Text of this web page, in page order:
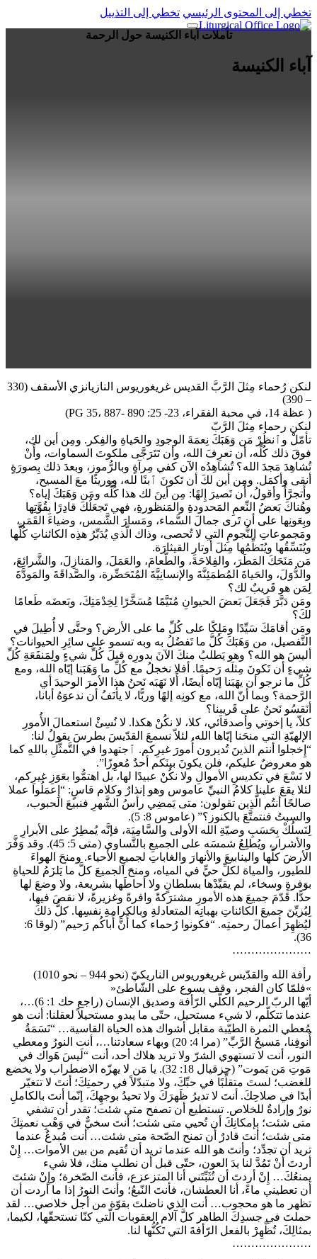
تخطي إلى المحتوى الرئيسي تخطي إلى التذييل
تأملات آباء الكنيسة حول الرحمة
آباء الكنيسة
لنكن رُحماء مِثلَ الرَّبَّ القديس غريغوريوس النازيانزي الأسقف (330
– 390)
( عظة 14، في محبة الفقراء، 23- 25: PG 35، 887- 890)
لنكن رحماء مِثلَ الرَّبّ
تأمّلْ وٱنظُرْ مَن وَهَبَكَ نِعمَةَ الوجودِ والحَياةِ والفِكر. ومِن أين لك،
فوقَ ذلك كُلِّه، أن تعرِفَ الله، وأن تَتَرَجَّى ملكوتَ السماوات، وأَنْ
تُشاهِدَ مَجدَ الله؟ تُشاهِدُه الآن كفي مِرآةٍ وبالرُّموز، وبعدَ ذلك بِصورَةٍ
أنقى وأكمَل. ومِن أين لكَ أن تَكونَ ٱبنًا لله، ووريثًا معَ المسيح،
وأَتجرَّأُ وأقولُ، أَن تَصيرَ إِلهًا: مِن أينَ لك هذا كُلُّه ومَن وَهَبَكَ إياه؟
وهُناكَ بَعضُ النِّعمِ المَحدودةِ والمَنظورةِ، فهي تَجعَلُكَ قادِرًا بِقُوَّتِها
وبِعَونِها على أن تَرى جمالَ السَّماء، ومَسارَ الشَّمس، وضياءَ القَمَر،
ومَجموعاتِ النُّجومِ التي لا تُحصى، وذاك الَّذي يُدَبِّرُ هذِه الكائناتِ كُلَّها
ويُنَسِّقُها ويُنَظِّمُها مِثلَ أَوتارِ القيثارَة.
مَن مَنَحَكَ المَطَرَ، والفِلاحَةَ، والطَّعامَ، والعَمَلَ، والمَنازِلَ، والشَّرائِعَ،
والدُّوَلَ، والحَياةَ المُطمَئِنَّةَ والإنسانِيَّةَ المُتَحَضِّرة، والصَّداقَةَ والمَودَّةَ
لِمَن هو قَريبٌ لك؟
ومَن دَبَّرَ فَجَعَلَ بَعضَ الحيوانِ مُتَيَّمًا مُسَخَّرًا لِخِدْمَتِكَ، وبَعضَه طَعامًا
لكَ؟
ومَن أقامَكَ سَيِّدًا ومَلِكًا على كُلِّ ما على الأرض؟ وحتَّى لا أُطِيلَ في
التَّفصيل، من وَهَبَكَ كُلَّ ما تَفضُلُ به وبه تسمو على سائِرِ الحيوانات؟
أليسَ هو الله؟ وهو يَطلبُ منكَ الآنَ بدورِه قبلَ كُلِّ شيءٍ ولِمَنفَعَةِ كُلِّ
شيءٍ أن تَكونَ مِثلَه رَحيمًا. أفلا نخجلُ مع كُلِّ ما وَهَبَنا إيّاه الله، ومع
كُلِّ ما نرجو أن يهَبَنا إيّاه أيضًا، أَلا نَهَبَه نَحنُ هذا الأمرَ الوحيدَ أي
الرَّحمة؟ وبما أنّ الله، مع كونِه إلهًا وربًّا، لا يأنَفُ أن ندعوَهُ أبانا،
أنَقسُو نَحنُ على قَريبِنا؟
كلاّ، يا إخوتي وأصدقائي، كلا، لا نكُنْ هكذا. لا نُسِئْ استعمالَ الأُمورِ
الإلهيّةِ التي منحَنا إيّاها الله، لئلاّ نسمعَ القدّيسَ بطرسَ يقولُ لنا:
“إِخجلوا أنتم الذينَ تُديرون أُمورَ غيرِكم. ٱجتهدوا في التَّمثُّلِ باللهِ كما
هو معروضٌ عليكم، فلن يكونَ بينَكم أحدٌ مُعوِزًا”.
لا نَسْعَ في تكديسِ الأموالِ ولا نكُنْ عبيدًا لها، بل اهتمُّوا بعَوَزِ غيرِكم،
لئلا يقعَ علينا كلامُ النبيِّ عاموس وهو إنذارٌ وكلام قاسٍ: “إِعمَلُوا عملا
صالحًا أنتُم الَّذِين تقولون: متى يَمضِي رأسُ الشَّهرِ فنبيعَ الحبوب،
والسبتُ فنتمتَّعَ بالكنوز؟” (عاموس 8: 5).
لِنَسلُكْ بِحَسَبِ وصيّةِ الله الأولى والسَّامِيَة، فإنَّه يُمطِرُ على الأبرارِ
والأشرار، ويُطلِعُ شمسَه على الجميعِ بالتَّساوي (متى 5: 45). وقد وَفَّرَ
الأرضَ كلَّها والينابيعَ والأنهارَ والغاباتِ لجميعِ الأحياء. ومنحَ الهواءَ
للطيور، والمياهَ لكلِّ حيٍّ في المياه، ومنحَ الجميعَ كلَّ ما يَلزَمُ للحياةِ
بوَفرةٍ وسخاء، لم يقيِّدْها بسلطانٍ ولا أحاطَها بشريعة، ولا وضعَ لها
حدًّا. قَدّمَ جميعَ هذه الأمورِ مشترَكةً وافرةً وغزيرةً، لا نقصَ فيها،
لِيُزيِّنَ جميعَ الكائناتِ بهباتِه المتعادلةِ وبالكرامةِ نفسِها. كلُّ ذلكَ
ليُظهِرَ أعمالَ رحمتِه. “فكونوا رُحماء كما أَنَّ أَباكُم رَحيم” (لوقا 6:
36).
…………………
رأفة الله والقدّيس غريغوريوس الناريكيّ (نحو 944 – نحو 1010)
»فلمّا كان الفجر، وقف يسوع على الشّاطئ«
أيّها الربّ الرحيم الكلّي الرّأفة وصديق الإنسان (راجع حك 1: 6)…،
عندما تتكلّم، لا شيء مستحيل، حتّى ما يبدو مستحيلاً لعقلنا: أنت هو
مُعطي الثمرة الطيّبة مقابل أشواك هذه الحياة القاسية… “نَسَمَةُ
أُنوفِنا، مَسيحُ الرَّبِّ” (مرا 4: 20) وبهاء سعادتنا…، أنت النورُ ومعطي
النور، أنت لا تستهوي الشرّ ولا تريد هلاك أحد، أنت “لَيسَ هَواك في
مَوتِ مَن يَموت” (حزقيال 18: 32). يا مَن لا يهزّه الاضطراب ولا يخضع
للغضب؛ لستَ متقلِّبًا في حبِّكَ، ولا متبدّلاً في رحمتِكَ؛ أنتَ لا تتغيّر
أبدًا في صلاحِكَ. أنتَ لا تديرُ ظَهرَكَ ولا تحيدُ بوجهِكَ، إنّما أنتَ بالكاملِ
نورٌ وإرادةٌ للخلاص. تستطيع أن تصفح متى شئت؛ تقدر أن تشفي
متى شئت؛ بإمكانِكَ أن تُحيي متى شئت؛ أنتَ سخيٌّ في وَهْبِ نعمتِكَ
متى شئت؛ أنتَ قادرٌ أن تمنح الصّحة متى شئت… أنت مُبدعٌ عندما
تريد أن تجدِّد؛ وأنتَ هو الله عندما تريد أن تُقيم من بين الأموات… إِنْ
أردتَ أنْ تَمُدَّ لنا يدَ العون، حتّى قبل أن نطلب منك، فلا شيء
يمنعُكَ… إِنْ أردتَ أن تُثَبِّتَني أنا المتزعزع، فأنتَ الصّخرة؛ وإِنْ شئتَ
أن تعطيني ماءً، أنا العطشان، فأنتَ النّبعُ؛ وأنتَ النورُ إذا ما أردت أن
تظهر ما هو محجوب… أنت الذي ناضلتَ بقوّة من أجل خلاصي… لقد
حملتَ في جسدِكَ الطاهر كلَّ آلام العقوبات الّتي كنّا نستحقّها، لكيما،
بمثالِكَ، تُظْهِرْ بالفعل الرّأفةَ التي تَكُنُّها لنا.
…………………